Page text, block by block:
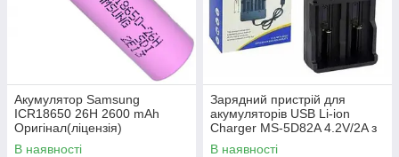
Акумулятор Samsung
ICR18650 26H 2600 mAh
Оригінал(ліцензія)
В наявності
Зарядний пристрій для
акумуляторів USB Li-ion
Charger MS-5D82A 4.2V/2A з
2 слотами
В наявності